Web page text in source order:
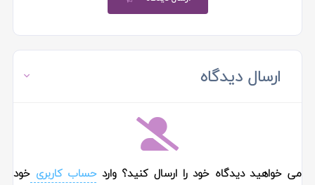
ارسال دیدگاه
می خواهید دیدگاه خود را ارسال کنید؟ واردحساب کاربریخود